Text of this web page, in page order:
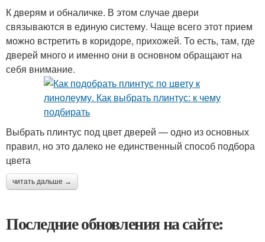
К дверям и обналичке. В этом случае двери
связываются в единую систему. Чаще всего этот прием
можно встретить в коридоре, прихожей. То есть, там, где
дверей много и именно они в основном обращают на
себя внимание.
Выбрать плинтус под цвет дверей — одно из основных
правил, но это далеко не единственный способ подбора
цвета
читать дальше →
Последние обновления на сайте: